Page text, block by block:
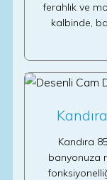
ferahlık ve
kalbinde,
Kandıra
banyonuza